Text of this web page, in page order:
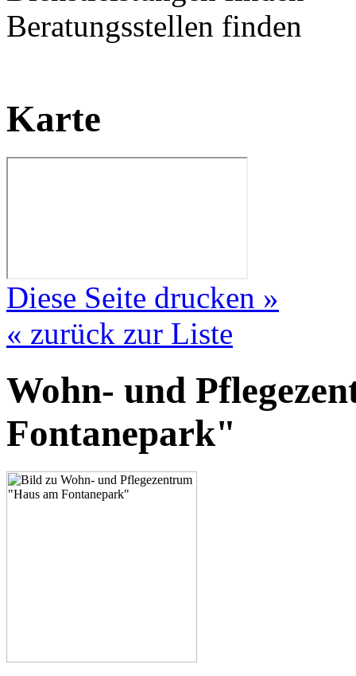
Beratungsstellen finden
Karte
Diese Seite drucken »
« zurück zur Liste
Wohn- und
Fontanepark"